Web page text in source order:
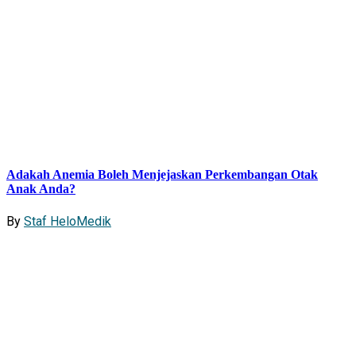
Adakah Anemia Boleh Menjejaskan Perkembangan Otak
Anak Anda?
By Staf HeloMedik